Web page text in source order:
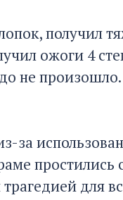
получил
ожоги 4
не
за
простились
для